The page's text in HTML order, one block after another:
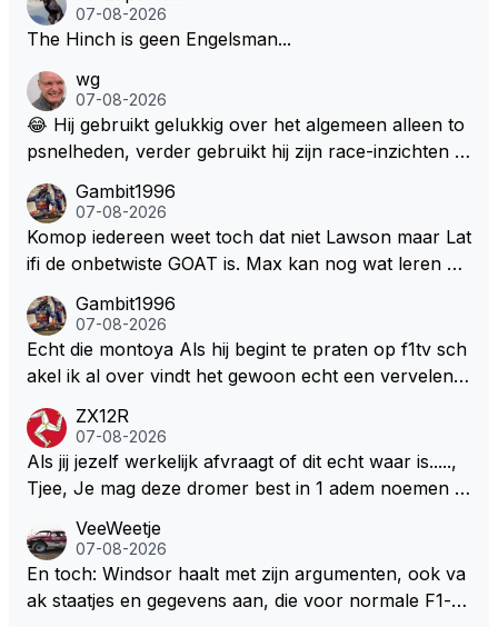
07-08-2026
The Hinch is geen Engelsman...
wg
07-08-2026
😂 Hij gebruikt gelukkig over het algemeen alleen to
psnelheden, verder gebruikt hij zijn race-inzichten q
een bocht zegt helemaal niets, dus wat dat betreft h
eeft hij sowieso gelijk 😂.
Gambit1996
07-08-2026
Komop iedereen weet toch dat niet Lawson maar Lat
ifi de onbetwiste GOAT is. Max kan nog wat leren va
milton, hahahaha. Latifi pakt ze allemaal met de oge
n dicht met als onbetwiste nummer 2 of GOATINES
S Lawson natuurlijk 😂😂😂😂😂
Gambit1996
07-08-2026
Echt die montoya Als hij begint te praten op f1tv sch
akel ik al over vindt het gewoon echt een vervelend
weet 🤮🤮
ZX12R
07-08-2026
Als jij jezelf werkelijk afvraagt of dit echt waar is.....,
Tjee, Je mag deze dromer best in 1 adem noemen m
aar voordragen uit eigen geest. Kan mij voorstellen d
at je het leuk vindt sprookjes te luisteren maar heb jij
jezelf dan ook wel eens afgevraagd of de dappere b
VeeWeetje
07-08-2026
En toch: Windsor haalt met zijn argumenten, ook va
ak staatjes en gegevens aan, die voor normale F1-fa